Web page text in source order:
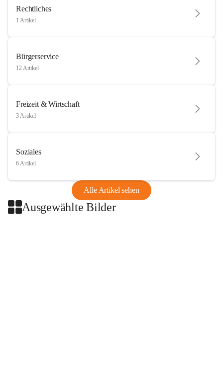
Rechtliches
1 Artikel
Bürgerservice
12 Artikel
Freizeit & Wirtschaft
3 Artikel
Soziales
6 Artikel
Alle Artikel sehen
Ausgewählte Bilder